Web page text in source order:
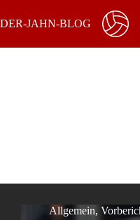
Inhalt
springen
DER-JAHN-BLOG
Allgemein,